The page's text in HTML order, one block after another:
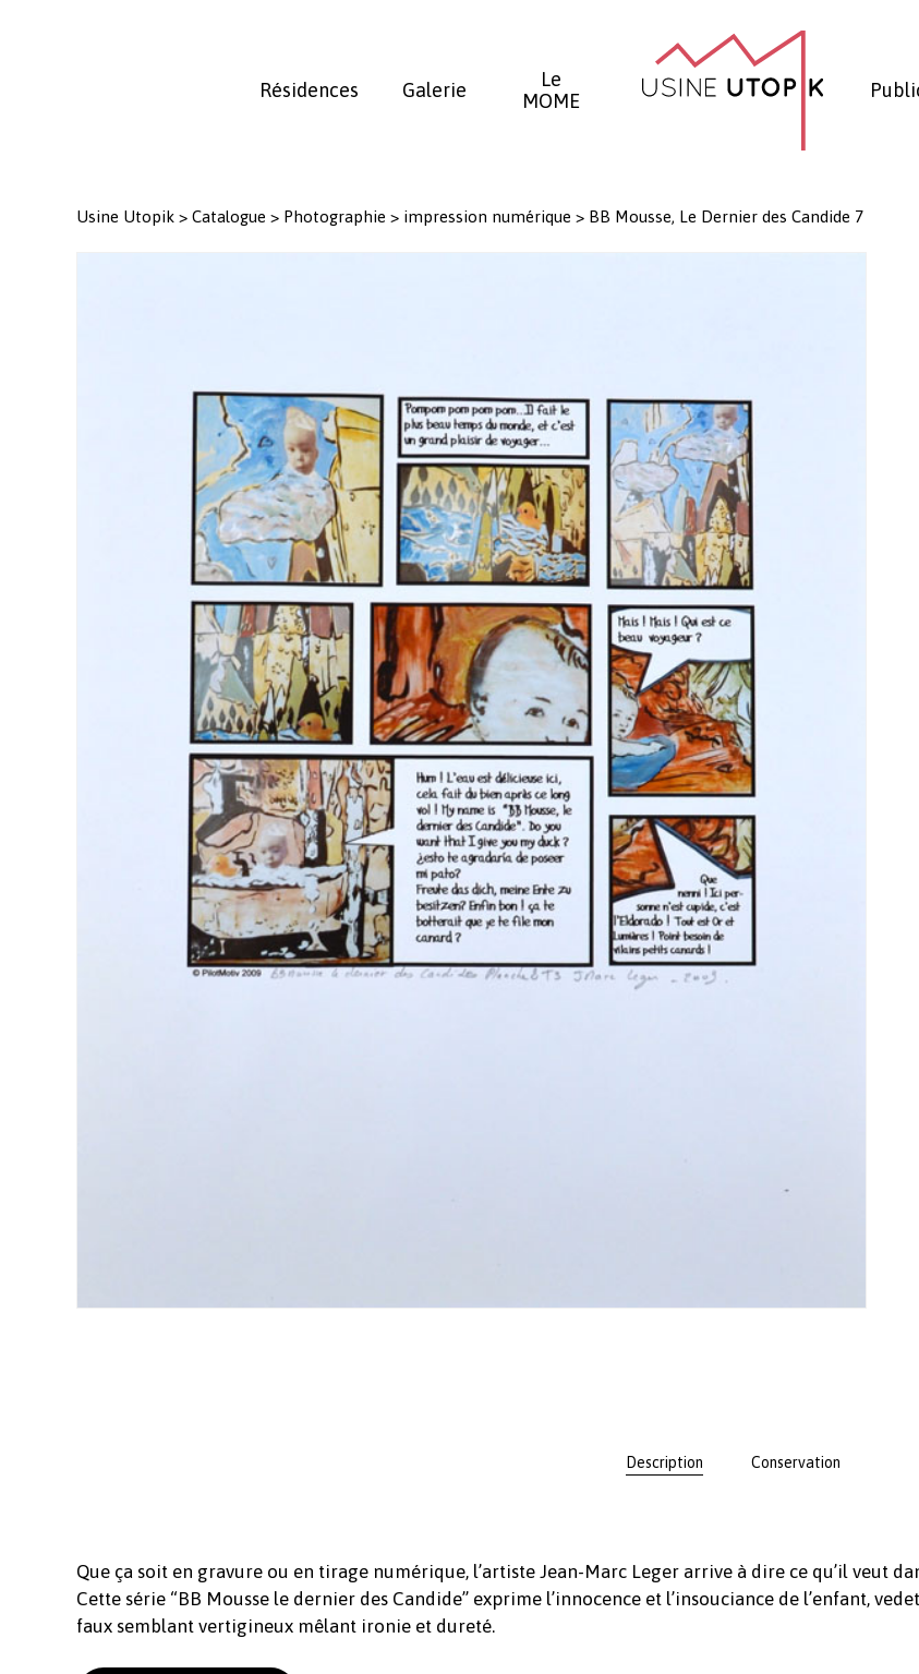
Résidences Galerie
Le
MOME
Usine Utopik > Catalogue > Photographie > impression numérique > BB Mousse, Le Dernier des Candide 7
Description Conservation
Que ça soit en gravure ou en tirage numérique, l’artiste Jean-Marc Leger arrive à dire ce qu’il veut
Cette série “BB Mousse le dernier des Candide” exprime l’innocence et l’insouciance de l’enfant,
faux semblant vertigineux mêlant ironie et dureté.